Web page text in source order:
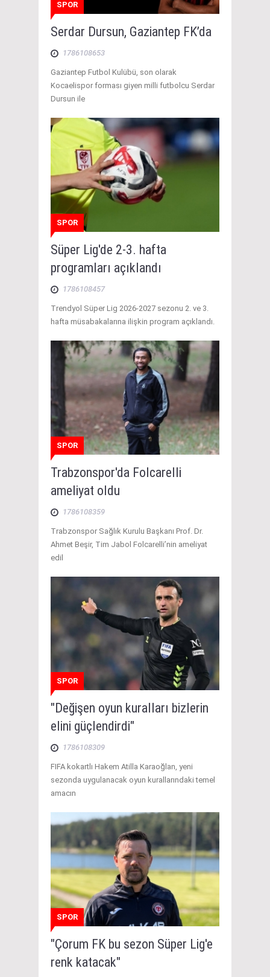
SPOR
Serdar Dursun, Gaziantep FK’da
1786108653
Gaziantep Futbol Kulübü, son olarak
Kocaelispor forması giyen milli futbolcu Serdar
Dursun ile
SPOR
Süper Lig'de 2-3. hafta
programları açıklandı
1786108457
Trendyol Süper Lig 2026-2027 sezonu 2. ve 3.
hafta müsabakalarına ilişkin program açıklandı.
SPOR
Trabzonspor'da Folcarelli
ameliyat oldu
1786108359
Trabzonspor Sağlık Kurulu Başkanı Prof. Dr.
Ahmet Beşir, Tim Jabol Folcarelli’nin ameliyat
edil
SPOR
"Değişen oyun kuralları bizlerin
elini güçlendirdi"
1786108309
FIFA kokartlı Hakem Atilla Karaoğlan, yeni
sezonda uygulanacak oyun kurallarındaki temel
amacın
SPOR
"Çorum FK bu sezon Süper Lig'e
renk katacak"